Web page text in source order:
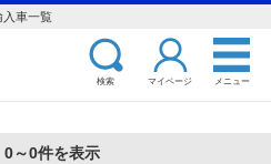
入車一覧
検索 マイページ メニュー
～0件を表示